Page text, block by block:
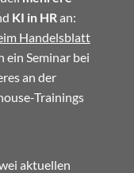
KI in HR an:
Handelsblatt
ein Seminar bei
an der
Trainings
aktuellen